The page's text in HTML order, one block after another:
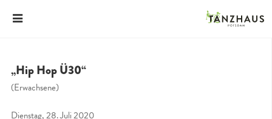
„Hip Hop Ü30“
(Erwachsene)
Dienstag, 28. Juli 2020